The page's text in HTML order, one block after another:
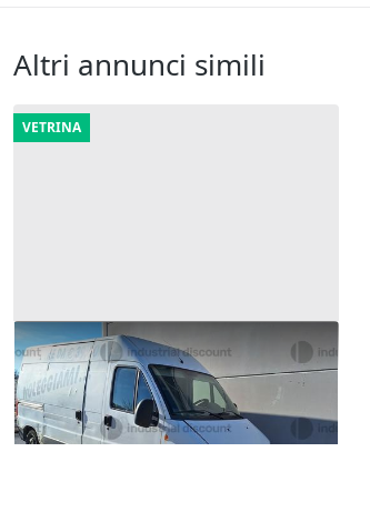
Altri annunci simili
VETRINA
4#9909 Fiat Ducato
Civitanova Marche (Macerata)
1.224 €